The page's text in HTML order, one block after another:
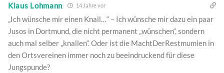
Klaus Lohmann 14 Jahre vor
„Ich wünsche mir einen Knall…“ – Ich wünsche mir dazu ein paar
Jusos in Dortmund, die nicht permanent „wünschen“, sondern
auch mal selber „knallen“. Oder ist die MachtDerRestmumien in
den Ortsvereinen immer noch zu beeindruckend für diese
Jungspunde?